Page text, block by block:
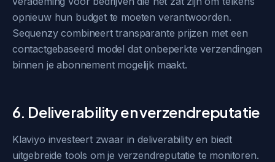
opnieuw hun budget te moeten verantwoorden.
Sequenzy combineert transparante prijzen met een
contactgebaseerd model dat onbeperkte verzendingen
binnen je abonnement mogelijk maakt.
6. Deliverability en verzendreputatie
Klaviyo investeert zwaar in deliverability en biedt
uitgebreide tools om je verzendreputatie te monitoren.